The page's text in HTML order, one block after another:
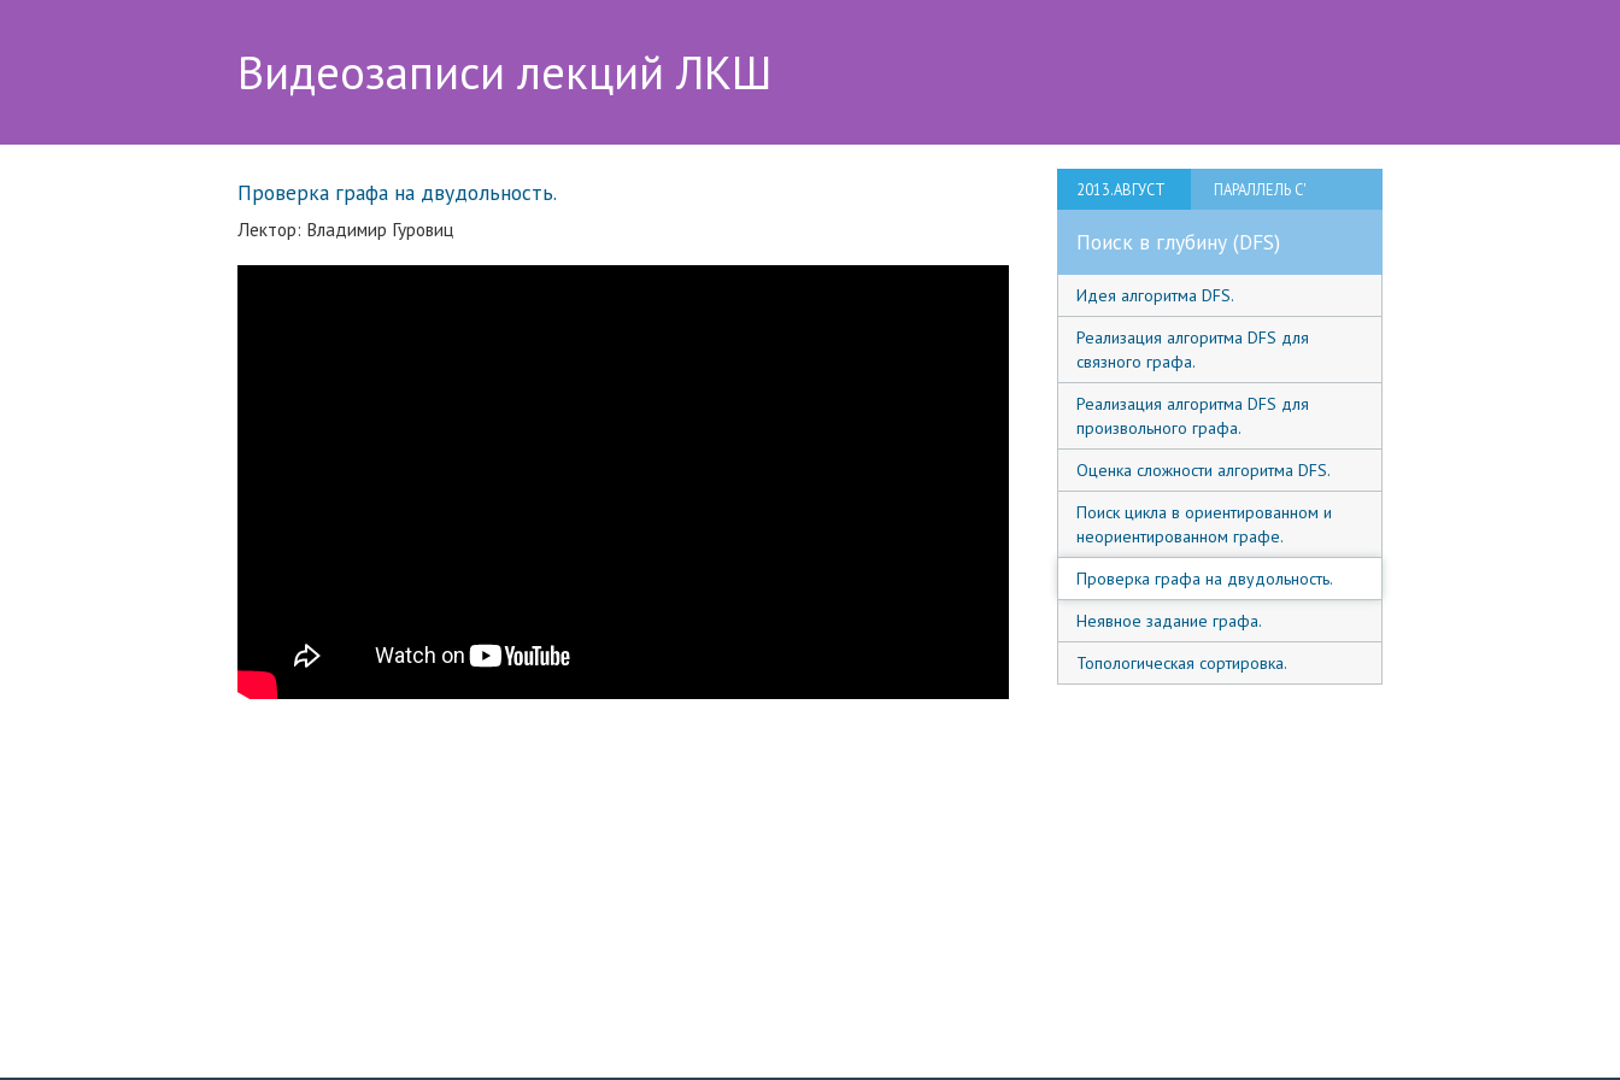
Видеозаписи лекций ЛКШ
Проверка графа на двудольность.
Лектор: Владимир Гуровиц
2013.АВГУСТ ПАРАЛЛЕЛЬ C'
Поиск в глубину (DFS)
Идея алгоритма DFS.
Реализация алгоритма DFS для
связного графа.
Реализация алгоритма DFS для
произвольного графа.
Оценка сложности алгоритма DFS.
Поиск цикла в ориентированном и
неориентированном графе.
Проверка графа на двудольность.
Неявное задание графа.
Топологическая сортировка.